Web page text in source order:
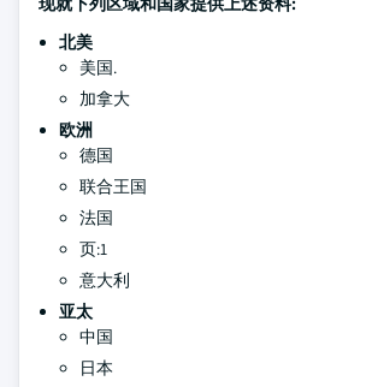
北美
美国.
加拿大
欧洲
德国
联合王国
法国
页:1
意大利
亚太
中国
日本